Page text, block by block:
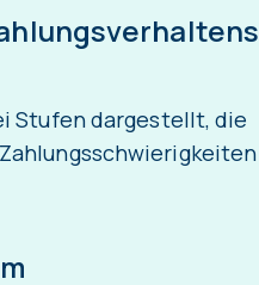
Stufen dargestellt, die